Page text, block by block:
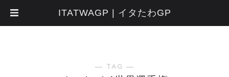
― TAG ―
ITATWAGP | イタたわGP